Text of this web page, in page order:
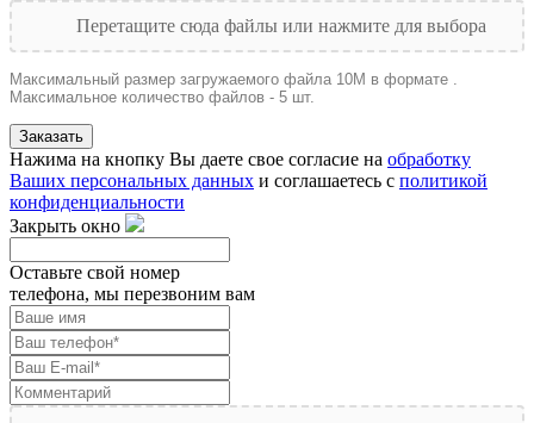
Перетащите сюда файлы или нажмите для выбора
Максимальный размер загружаемого файла 10M в формате .
Максимальное количество файлов - 5 шт.
Заказать
Нажима на кнопку Вы даете свое согласие на обработку
Ваших персональных данных и соглашаетесь с политикой
конфиденциальности
Закрыть окно
Оставьте свой номер
телефона, мы перезвоним вам